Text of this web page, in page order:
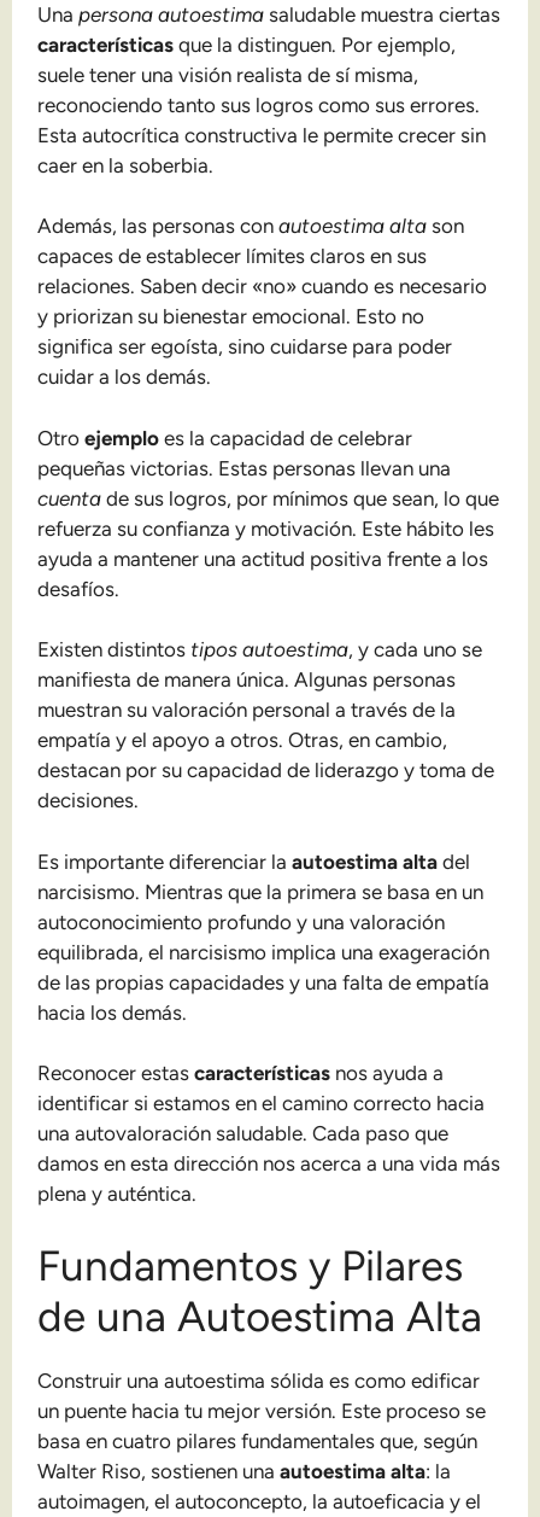
Unapersona autoestima saludable muestra ciertas
características que la distinguen. Por ejemplo,
suele tener una visión realista de sí misma,
reconociendo tanto sus logros como sus errores.
Esta autocrítica constructiva le permite crecer sin
caer en la soberbia.
Además, las personas conautoestima alta son
capaces de establecer límites claros en sus
relaciones. Saben decir «no» cuando es necesario
y priorizan su bienestar emocional. Esto no
significa ser egoísta, sino cuidarse para poder
cuidar a los demás.
Otroejemplo es la capacidad de celebrar
pequeñas victorias. Estas personas llevan una
cuenta de sus logros, por mínimos que sean, lo que
refuerza su confianza y motivación. Este hábito les
ayuda a mantener una actitud positiva frente a los
desafíos.
Existen distintos tipos autoestima, y cada uno se
manifiesta de manera única. Algunas personas
muestran su valoración personal a través de la
empatía y el apoyo a otros. Otras, en cambio,
destacan por su capacidad de liderazgo y toma de
decisiones.
Es importante diferenciar laautoestima alta del
narcisismo. Mientras que la primera se basa en un
autoconocimiento profundo y una valoración
equilibrada, el narcisismo implica una exageración
de las propias capacidades y una falta de empatía
hacia los demás.
Reconocer estascaracterísticas nos ayuda a
identificar si estamos en el camino correcto hacia
una autovaloración saludable. Cada paso que
damos en esta dirección nos acerca a una vida más
plena y auténtica.
Fundamentos y Pilares
de una Autoestima Alta
Construir una autoestima sólida es como edificar
un puente hacia tu mejor versión. Este proceso se
basa en cuatro pilares fundamentales que, según
Walter Riso, sostienen unaautoestima alta: la
autoimagen, el autoconcepto, la autoeficacia y el